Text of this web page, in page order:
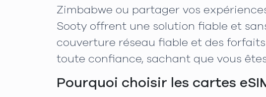
Zimbabwe ou partager vos
Sooty offrent une solution fiable et
couverture réseau fiable et des
toute confiance, sachant que vous
Pourquoi choisir les cartes